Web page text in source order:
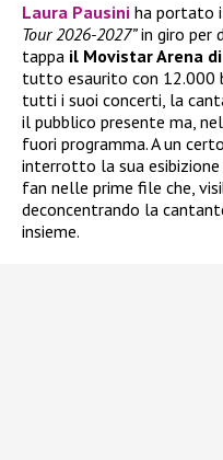
Laura Pausini ha portato
Tour 2026-2027”in giro per
tappa il Movistar Arena
tutto esaurito con 12.000
tutti i suoi concerti, la
il pubblico presente ma,
fuori programma. A un
interrotto la sua
fan nelle prime file che,
deconcentrando la
insieme.